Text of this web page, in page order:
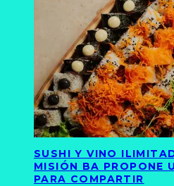
SUSHI Y VINO
MISIÓN BA PROPONE
PARA COMPARTIR